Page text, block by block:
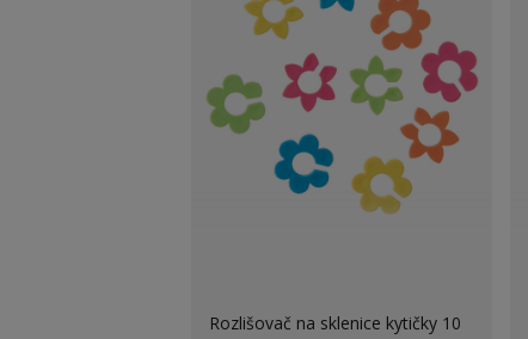
Rozlišovač na sklenice kytičky 10